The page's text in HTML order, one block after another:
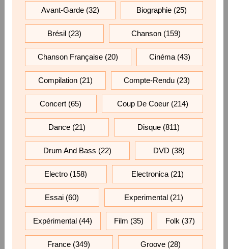
Avant-Garde(32) Biographie (25)
Brésil(23) Chanson (159)
Chanson Française (20) Cinéma(43)
Compilation(21) Compte-Rendu (23)
Concert (65) Coup De Coeur(214)
Dance(21) Disque (811)
Drum And Bass (22) DVD (38)
Electro (158) Electronica(21)
Essai (60) Experimental(21)
Expérimental (44) Film (35) Folk (37)
France (349) Groove(28)